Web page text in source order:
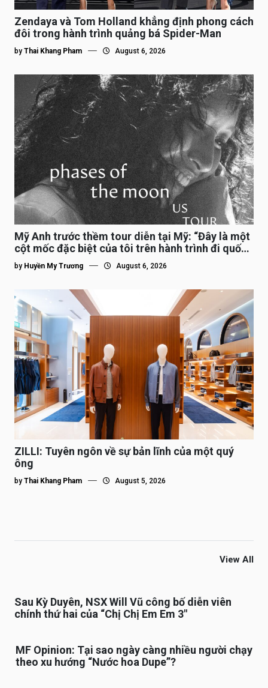
Zendaya và Tom Holland khẳng định phong cách
đôi trong hành trình quảng bá Spider-Man
by Thai Khang Pham August 6, 2026
Mỹ Anh trước thềm tour diễn tại Mỹ: “Đây là một
cột mốc đặc biệt của tôi trên hành trình đi quốc
tế”
by Huyền My Trương August 6, 2026
ZILLI: Tuyên ngôn về sự bản lĩnh của một quý
ông
by Thai Khang Pham August 5, 2026
View All
Sau Kỳ Duyên, NSX Will Vũ công bố diễn viên
chính thứ hai của “Chị Chị Em Em 3″
MF Opinion: Tại sao ngày càng nhiều người chạy
theo xu hướng “Nước hoa Dupe”?